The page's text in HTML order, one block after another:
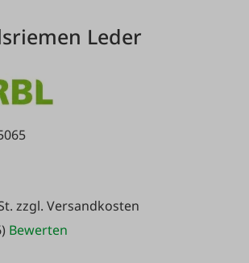
Leder
zzgl. Versandkosten
Bewerten